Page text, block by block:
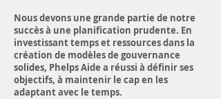
Nous devons une grande partie de notre
succès à une planification prudente. En
investissant temps et ressources dans la
création de modèles de gouvernance
solides, Phelps Aide a réussi à définir ses
objectifs, à maintenir le cap en les
adaptant avec le temps.